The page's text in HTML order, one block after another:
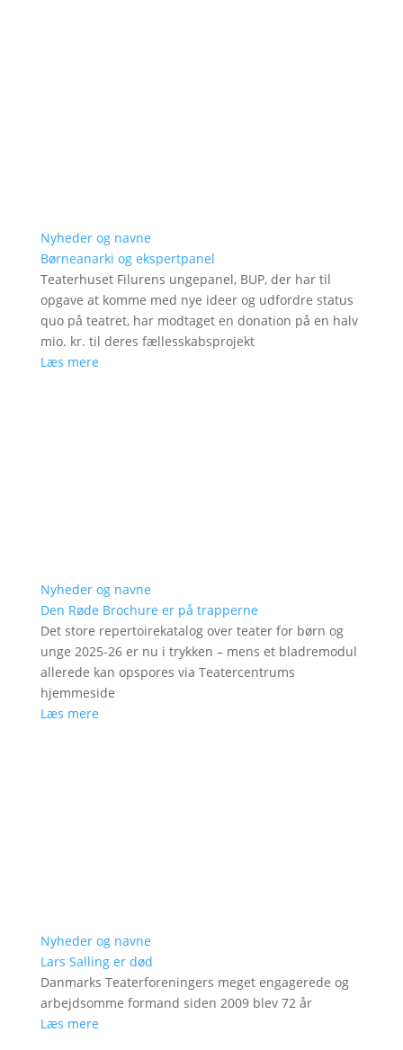
Nyheder og navne
Børneanarki og ekspertpanel
Teaterhuset Filurens ungepanel, BUP, der har til
opgave at komme med nye ideer og udfordre status
quo på teatret, har modtaget en donation på en halv
mio. kr. til deres fællesskabsprojekt
Læs mere
Nyheder og navne
Den Røde Brochure er på trapperne
Det store repertoirekatalog over teater for børn og
unge 2025-26 er nu i trykken – mens et bladremodul
allerede kan opspores via Teatercentrums
hjemmeside
Læs mere
Nyheder og navne
Lars Salling er død
Danmarks Teaterforeningers meget engagerede og
arbejdsomme formand siden 2009 blev 72 år
Læs mere